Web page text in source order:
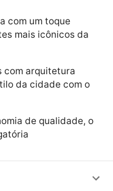
com um toque
mais icônicos da
com arquitetura
da cidade com o
de qualidade, o